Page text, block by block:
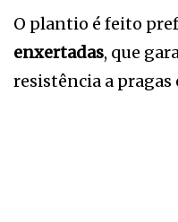
O plantio é feito
enxertadas, que
resistência a pragas